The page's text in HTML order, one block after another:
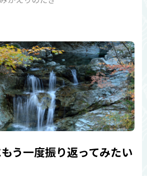
う一度振り返ってみたい